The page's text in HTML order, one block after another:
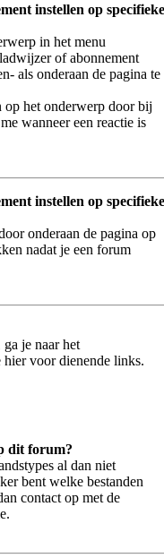
instellen op specifieke
in het menu
of abonnement
als onderaan de pagina te
het onderwerp door bij
wanneer een reactie is
instellen op specifieke
onderaan de pagina op
nadat je een forum
je naar het
voor dienende links.
dit forum?
al dan niet
bent welke bestanden
contact op met de